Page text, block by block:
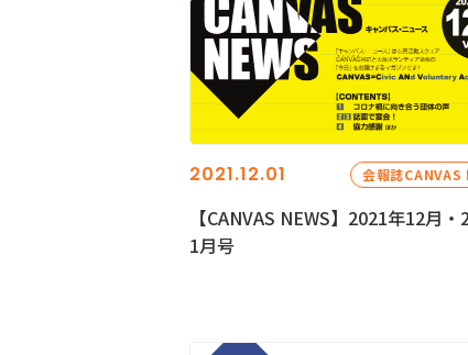
2021.12.01 会報誌CANVAS
【CANVAS NEWS】2021年12月
1月号